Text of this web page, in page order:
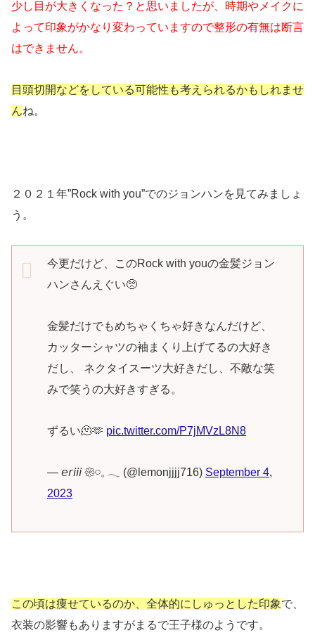
少し目が大きくなった？と思いましたが、時期やメイクに
よって印象がかなり変わっていますので整形の有無は断言
はできません。
目頭切開などをしている可能性も考えられるかもしれませ
んね。
２０２１年”Rock with you”でのジョンハンを見てみましょ
う。
今更だけど、このRock with youの金髪ジョン
ハンさんえぐい🥺
金髪だけでもめちゃくちゃ好きなんだけど、
カッターシャツの袖まくり上げてるの大好き
だし、 ネクタイスーツ大好きだし、不敵な笑
みで笑うの大好きすぎる。
ずるい🫠🫶 pic.twitter.com/P7jMVzL8N8
— 𝘦𝘳𝘪𝘪𝘪 𑁍𓏸𓈒 𓂃 (@lemonjjjj716) September 4,
2023
この頃は痩せているのか、全体的にしゅっとした印象で、
衣装の影響もありますがまるで王子様のようです。